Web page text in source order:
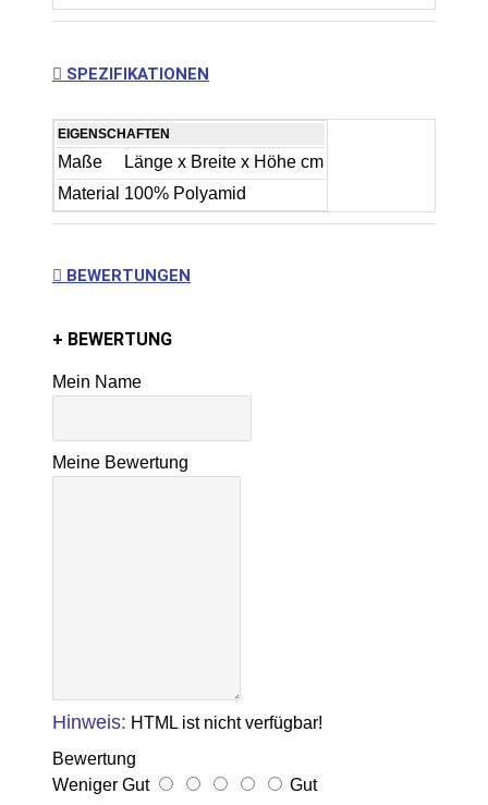
SPEZIFIKATIONEN
EIGENSCHAFTEN
Maße
Länge x Breite x Höhe cm
Material 100% Polyamid
BEWERTUNGEN
+ BEWERTUNG
Mein Name
Meine Bewertung
Hinweis: HTML ist nicht verfügbar!
Bewertung
Weniger Gut
Gut